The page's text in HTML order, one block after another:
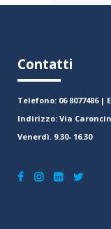
Contatti
Telefono: 06 8077486
Indirizzo: Via
Venerdì. 9.30- 16.30